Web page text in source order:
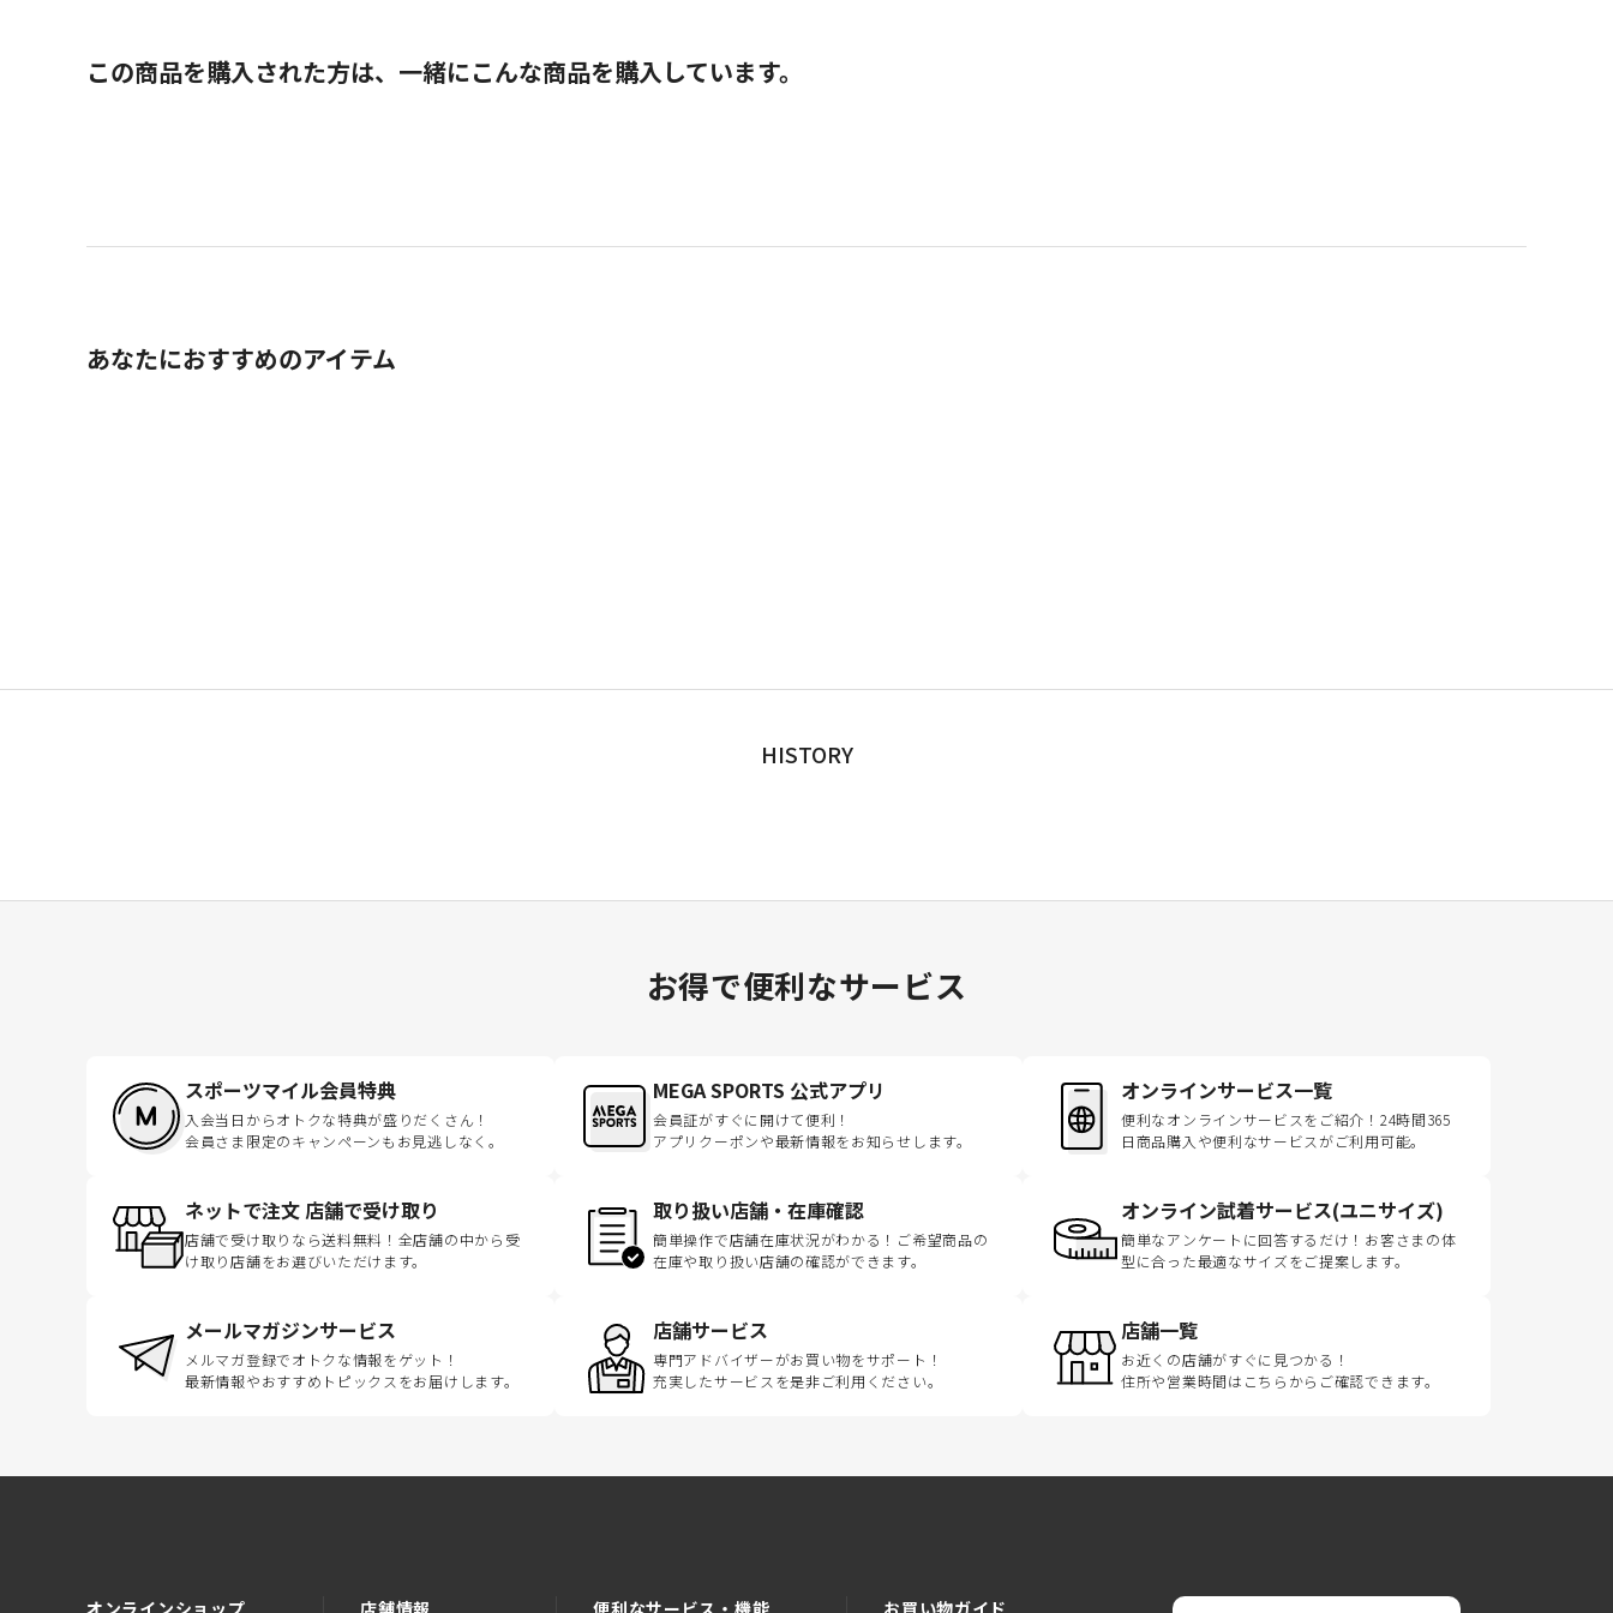
この商品を購入された方は、一緒にこんな商品を購入しています。
あなたにおすすめのアイテム
HISTORY
お得で便利なサービス
スポーツマイル会員特典
入会当日からオトクな特典が盛りだくさん！
会員さま限定のキャンペーンもお見逃しなく。
MEGA SPORTS 公式アプリ
会員証がすぐに開けて便利！
アプリクーポンや最新情報をお知らせします。
オンラインサービス一覧
便利なオンラインサービスをご紹介！24時間365
日商品購入や便利なサービスがご利用可能。
ネットで注文 店舗で受け取り
店舗で受け取りなら送料無料！全店舗の中から受
け取り店舗をお選びいただけます。
取り扱い店舗・在庫確認
簡単操作で店舗在庫状況がわかる！ご希望商品の
在庫や取り扱い店舗の確認ができます。
オンライン試着サービス(ユニサイズ)
簡単なアンケートに回答するだけ！お客さまの体
型に合った最適なサイズをご提案します。
メールマガジンサービス
メルマガ登録でオトクな情報をゲット！
最新情報やおすすめトピックスをお届けします。
店舗サービス
専門アドバイザーがお買い物をサポート！
充実したサービスを是非ご利用ください。
店舗一覧
お近くの店舗がすぐに見つかる！
住所や営業時間はこちらからご確認できます。
オンラインショップ 店舗情報 便利なサービス・機能 お買い物ガイド